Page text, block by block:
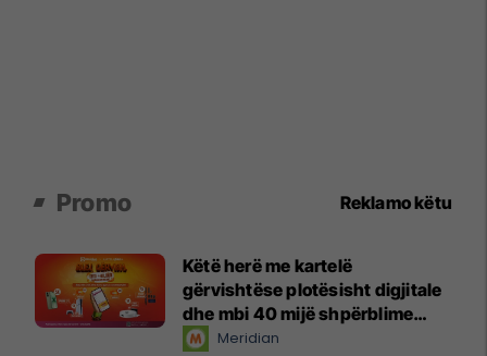
Promo Reklamo këtu
Këtë herë me kartelë
gërvishtëse plotësisht digjitale
dhe mbi 40 mijë shpërblime
instant!Meridian